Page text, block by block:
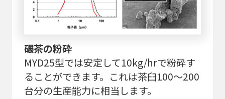
碾茶の粉砕
MYD25型では安定して10kg/hrで粉砕す
ることができます。これは茶臼100～200
台分の生産能力に相当します。